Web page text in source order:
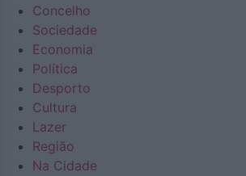
Concelho
Sociedade
Economia
Política
Desporto
Cultura
Lazer
Região
Na Cidade